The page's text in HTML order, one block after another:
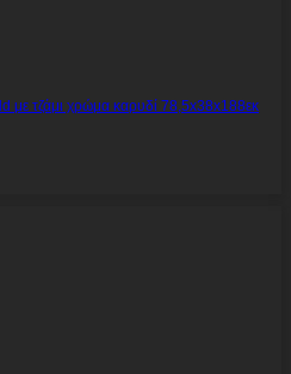
με τζάμι χρώμα καρυδί 78,5x38x188εκ